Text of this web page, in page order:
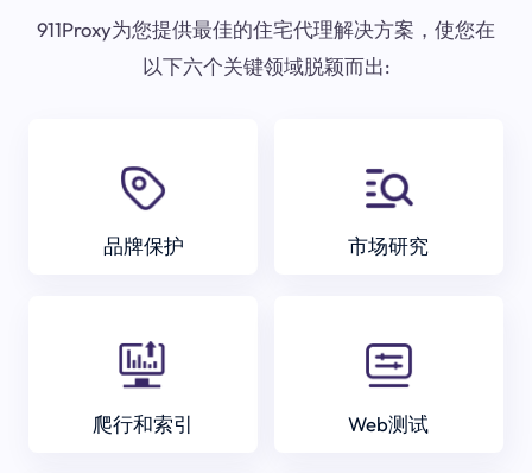
911Proxy为您提供最佳的住宅代理解决方案，使您在
以下六个关键领域脱颖而出:
品牌保护 市场研究
爬行和索引 Web测试